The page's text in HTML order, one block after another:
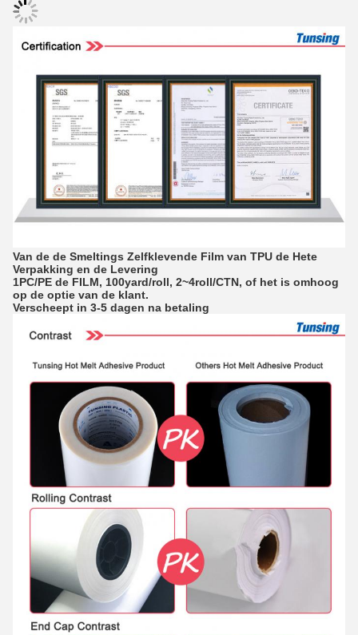
Van de de Smeltings Zelfklevende Film van TPU de Hete
Verpakking en de Levering
1PC/PE de FILM, 100yard/roll, 2~4roll/CTN, of het is omhoog
op de optie van de klant.
Verscheept in 3-5 dagen na betaling